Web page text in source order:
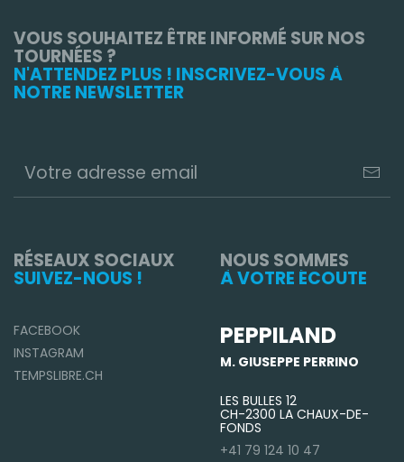
VOUS SOUHAITEZ ÊTRE INFORMÉ SUR NOS
TOURNÉES ?
N'ATTENDEZ PLUS ! INSCRIVEZ-VOUS À
NOTRE NEWSLETTER
RÉSEAUX SOCIAUX
SUIVEZ-NOUS !
FACEBOOK
INSTAGRAM
TEMPSLIBRE.CH
NOUS SOMMES
À VOTRE ÉCOUTE
PEPPILAND
M. GIUSEPPE PERRINO
LES BULLES 12
CH-2300 LA CHAUX-DE-
FONDS
+41 79 124 10 47